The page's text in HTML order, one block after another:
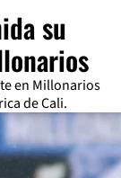
su
en Millonarios
de Cali.